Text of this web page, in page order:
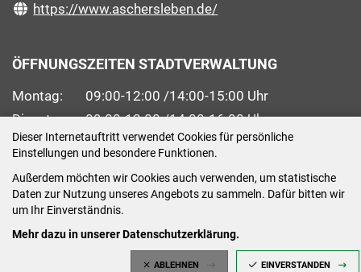
Dieser Internetauftritt verwendet Cookies für persönliche
Einstellungen und besondere Funktionen.
Außerdem möchten wir Cookies auch verwenden, um statistische
Daten zur Nutzung unseres Angebots zu sammeln. Dafür bitten wir
um Ihr Einverständnis.
Mehr dazu in unserer Datenschutzerklärung.
ABLEHNEN EINVERSTANDEN
https://www.aschersleben.de/
ÖFFNUNGSZEITEN STADTVERWALTUNG
Montag: 09:00-12:00 /14:00-15:00 Uhr
Dienstag: 09:00-12:00 /14:00-16:00 Uhr
Mittwoch: 09:00 - 12:00 Uhr (nach vorheriger
Terminvereinbarung)
Donnerstag: 09:00-12:00 /14:00-18:00 Uhr
Freitag: 09:00-12:00 Uhr